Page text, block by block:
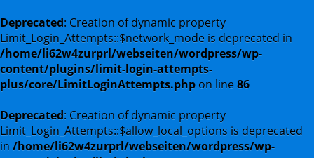
Deprecated: Creation of dynamic property
Limit_Login_Attempts::$network_mode is deprecated in
/home/li62w4zurprl/webseiten/wordpress/wp-
content/plugins/limit-login-attempts-
plus/core/LimitLoginAttempts.php on line86
Deprecated: Creation of dynamic property
Limit_Login_Attempts::$allow_local_options is deprecated
in /home/li62w4zurprl/webseiten/wordpress/wp-